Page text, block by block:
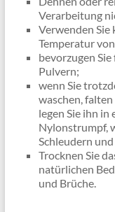
Verarbeitung
Verwenden Sie
Temperatur
bevorzugen
Pulvern;
wenn Sie
waschen,
legen Sie ihn in
Nylonstrumpf,
Schleudern
Trocknen Sie
natürlichen
und Brüche.